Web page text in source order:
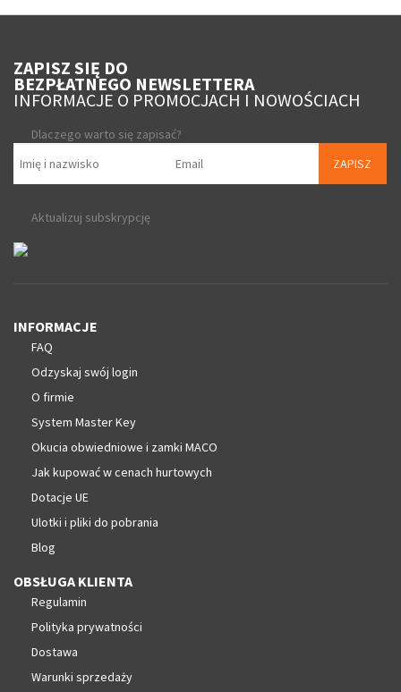
ZAPISZ SIĘ DO
BEZPŁATNEGO NEWSLETTERA
INFORMACJE O PROMOCJACH I NOWOŚCIACH
Dlaczego warto się zapisać?
ZAPISZ
Aktualizuj subskrypcję
INFORMACJE
FAQ
Odzyskaj swój login
O firmie
System Master Key
Okucia obwiedniowe i zamki MACO
Jak kupować w cenach hurtowych
Dotacje UE
Ulotki i pliki do pobrania
Blog
OBSŁUGA KLIENTA
Regulamin
Polityka prywatności
Dostawa
Warunki sprzedaży